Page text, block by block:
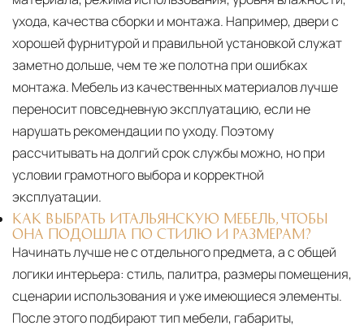
ухода, качества сборки и монтажа. Например, двери с
хорошей фурнитурой и правильной установкой служат
заметно дольше, чем те же полотна при ошибках
монтажа. Мебель из качественных материалов лучше
переносит повседневную эксплуатацию, если не
нарушать рекомендации по уходу. Поэтому
рассчитывать на долгий срок службы можно, но при
условии грамотного выбора и корректной
эксплуатации.
КАК ВЫБРАТЬ ИТАЛЬЯНСКУЮ МЕБЕЛЬ, ЧТОБЫ
ОНА ПОДОШЛА ПО СТИЛЮ И РАЗМЕРАМ?
Начинать лучше не с отдельного предмета, а с общей
логики интерьера: стиль, палитра, размеры помещения,
сценарии использования и уже имеющиеся элементы.
После этого подбирают тип мебели, габариты,